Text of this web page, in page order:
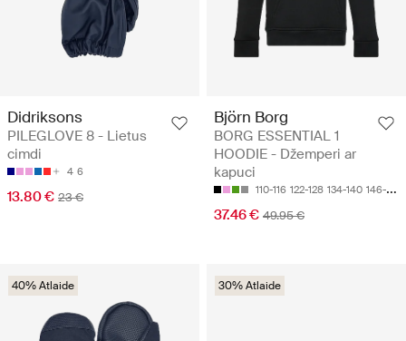
Didriksons
PILEGLOVE 8 - Lietus
cimdi
4 6
13.80 € 23 €
Björn Borg
BORG ESSENTIAL 1
HOODIE - Džemperi ar
kapuci
110-116 122-128 134-140 146-152
37.46 € 49.95 €
40% Atlaide 30% Atlaide